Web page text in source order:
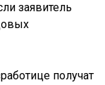
заявитель
получат